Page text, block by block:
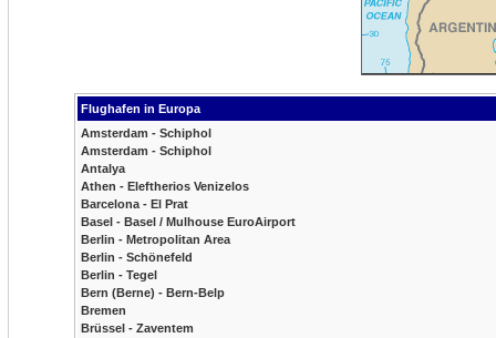
Flughafen in Europa
Amsterdam - Schiphol
Amsterdam - Schiphol
Antalya
Athen - Eleftherios Venizelos
Barcelona - El Prat
Basel - Basel / Mulhouse EuroAirport
Berlin - Metropolitan Area
Berlin - Schönefeld
Berlin - Tegel
Bern (Berne) - Bern-Belp
Bremen
Brüssel - Zaventem